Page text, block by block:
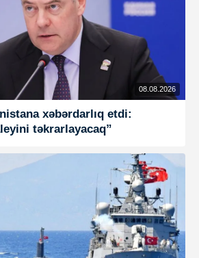
08.08.2026
xəbərdarlıq etdi:
təkrarlayacaq”